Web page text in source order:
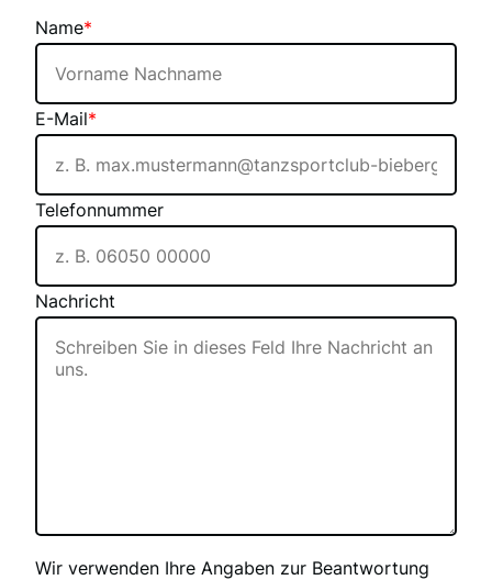
Name*
E-Mail*
Telefonnummer
Nachricht
Wir verwenden Ihre Angaben zur Beantwortung